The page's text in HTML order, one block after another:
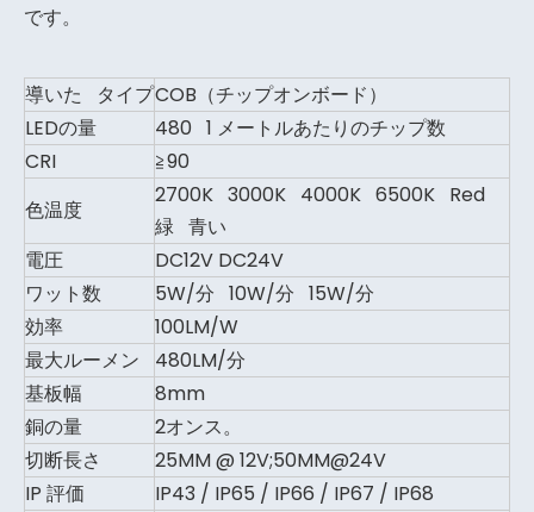
です。
導いた タイプCOB（チップオンボード）
LEDの量
480 1 メートルあたりのチップ数
CRI
≧90
色温度
2700K 3000K 4000K 6500K Red
緑 青い
電圧
DC12V DC24V
ワット数
5W/分 10W/分 15W/分
効率
100LM/W
最大ルーメン
480LM/分
基板幅
8mm
銅の量
2オンス。
切断長さ
25MM @ 12V;50MM@24V
IP 評価
IP43 / IP65 / IP66 / IP67 / IP68